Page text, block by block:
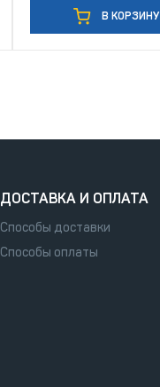
В КОРЗИНУ
ДОСТАВКА И ОПЛАТА
Способы доставки
Способы оплаты